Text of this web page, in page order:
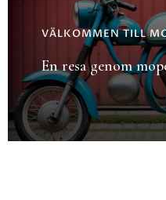
VÄLKOMMEN TILL
En resa genom